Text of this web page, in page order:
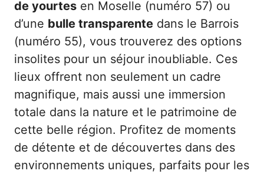
de yourtes en Moselle (numéro 57) ou
d’une bulle transparente dans le Barrois
(numéro 55), vous trouverez des options
insolites pour un séjour inoubliable. Ces
lieux offrent non seulement un cadre
magnifique, mais aussi une immersion
totale dans la nature et le patrimoine de
cette belle région. Profitez de moments
de détente et de découvertes dans des
environnements uniques, parfaits pour les